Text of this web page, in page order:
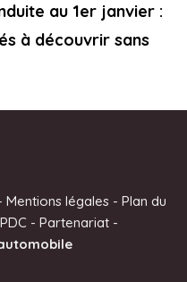
au 1er janvier :
à découvrir sans
Mentions légales - Plan du
PDC - Partenariat -